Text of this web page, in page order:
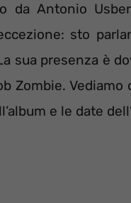
da Antonio
sto
sua presenza è
Zombie.
e le date